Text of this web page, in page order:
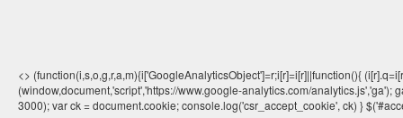
<> (function(i,s,o,g,r,a,m){i['GoogleAnalyticsObject']=r;i[r]=i[r]||function(){
(window,document,'script','https://www.google-analytics.com/
3000); var ck = document.cookie; console.log('csr_accept_cookie', ck) }